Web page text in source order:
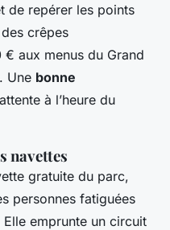
de repérer les points
crêpes
aux menus du Grand
Une bonne
à l’heure du
navettes
gratuite du parc,
personnes fatiguées
emprunte un circuit